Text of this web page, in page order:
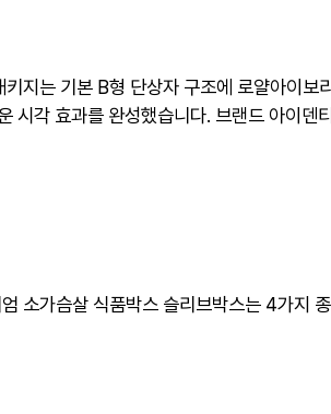
키지는 기본 B형 단상자 구조에 로얄아이
시각 효과를 완성했습니다. 브랜드 아이
소가슴살 식품박스 슬리브박스는 4가지